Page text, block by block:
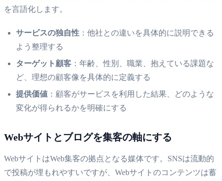
を言語化します。
サービスの独自性 ：他社との違いを具体的に説明できる
よう整理する
ターゲット顧客 ：年齢、性別、職業、抱えている課題な
ど、理想の顧客像を具体的に定義する
提供価値 ：顧客がサービスを利用した結果、どのような
変化が得られるかを明確にする
Webサイトとブログを集客の軸にする
WebサイトはWeb集客の拠点となる媒体です。SNSは流動的
で投稿が埋もれやすいですが、Webサイトのコンテンツは蓄